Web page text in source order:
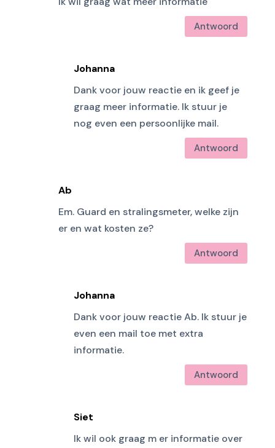
Antwoord
Johanna
Dank voor jouw reactie en ik geef je
graag meer informatie. Ik stuur je
nog even een persoonlijke mail.
Antwoord
Ab
Em. Guard en stralingsmeter, welke zijn
er en wat kosten ze?
Antwoord
Johanna
Dank voor jouw reactie Ab. Ik stuur je
even een mail toe met extra
informatie.
Antwoord
Siet
Ik wil ook graag m er informatie over